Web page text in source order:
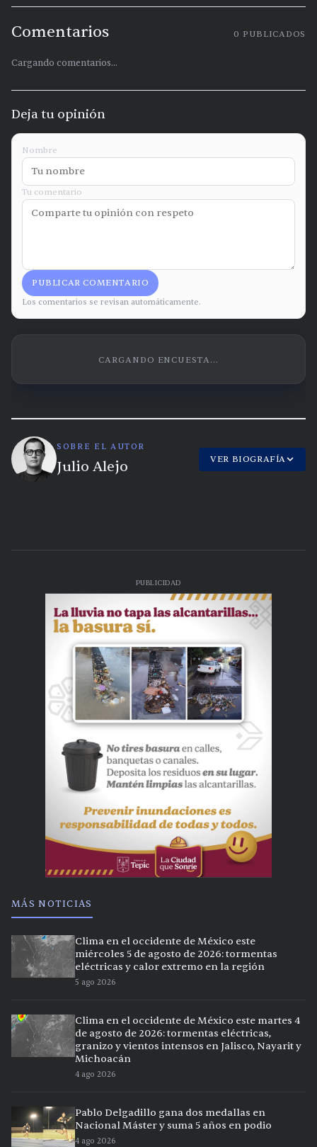
Comentarios 0 PUBLICADOS
Cargando comentarios...
Deja tu opinión
Nombre
Tu comentario
PUBLICAR COMENTARIO
Los comentarios se revisan automáticamente.
CARGANDO ENCUESTA...
SOBRE EL AUTOR
Julio Alejo VER BIOGRAFÍA
PUBLICIDAD
MÁS NOTICIAS
Clima en el occidente de México este
miércoles 5 de agosto de 2026: tormentas
eléctricas y calor extremo en la región
5 ago 2026
Clima en el occidente de México este martes 4
de agosto de 2026: tormentas eléctricas,
granizo y vientos intensos en Jalisco, Nayarit y
Michoacán
4 ago 2026
Pablo Delgadillo gana dos medallas en
Nacional Máster y suma 5 años en podio
4 ago 2026